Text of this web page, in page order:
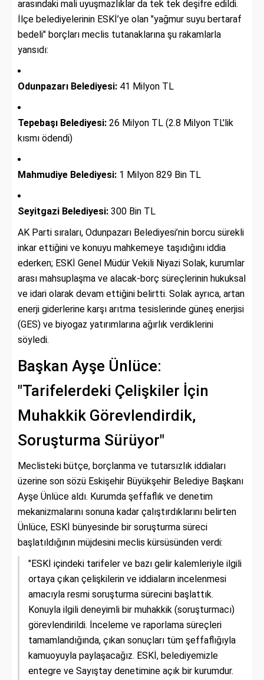
arasındaki mali uyuşmazlıklar da tek tek deşifre edildi.
İlçe belediyelerinin ESKİ’ye olan "yağmur suyu bertaraf
bedeli" borçları meclis tutanaklarına şu rakamlarla
yansıdı:
Odunpazarı Belediyesi: 41 Milyon TL
Tepebaşı Belediyesi: 26 Milyon TL (2.8 Milyon TL'lik
kısmı ödendi)
Mahmudiye Belediyesi: 1 Milyon 829 Bin TL
Seyitgazi Belediyesi: 300 Bin TL
AK Parti sıraları, Odunpazarı Belediyesi’nin borcu sürekli
inkar ettiğini ve konuyu mahkemeye taşıdığını iddia
ederken; ESKİ Genel Müdür Vekili Niyazi Solak, kurumlar
arası mahsuplaşma ve alacak-borç süreçlerinin hukuksal
ve idari olarak devam ettiğini belirtti. Solak ayrıca, artan
enerji giderlerine karşı arıtma tesislerinde güneş enerjisi
(GES) ve biyogaz yatırımlarına ağırlık verdiklerini
söyledi.
Başkan Ayşe Ünlüce:
"Tarifelerdeki Çelişkiler İçin
Muhakkik Görevlendirdik,
Soruşturma Sürüyor"
Meclisteki bütçe, borçlanma ve tutarsızlık iddiaları
üzerine son sözü Eskişehir Büyükşehir Belediye Başkanı
Ayşe Ünlüce aldı. Kurumda şeffaflık ve denetim
mekanizmalarını sonuna kadar çalıştırdıklarını belirten
Ünlüce, ESKİ bünyesinde bir soruşturma süreci
başlatıldığının müjdesini meclis kürsüsünden verdi:
"ESKİ içindeki tarifeler ve bazı gelir kalemleriyle ilgili
ortaya çıkan çelişkilerin ve iddiaların incelenmesi
amacıyla resmi soruşturma sürecini başlattık.
Konuyla ilgili deneyimli bir muhakkik (soruşturmacı)
görevlendirildi. İnceleme ve raporlama süreçleri
tamamlandığında, çıkan sonuçları tüm şeffaflığıyla
kamuoyuyla paylaşacağız. ESKİ, belediyemizle
entegre ve Sayıştay denetimine açık bir kurumdur.